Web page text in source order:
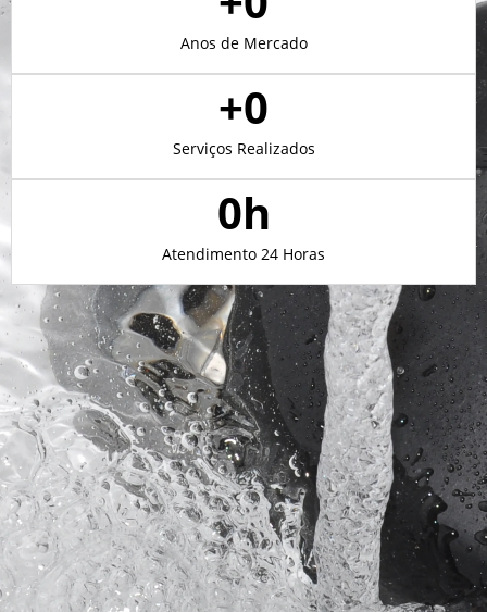
Anos de Mercado
Serviços Realizados
+0
Atendimento 24 Horas
0h